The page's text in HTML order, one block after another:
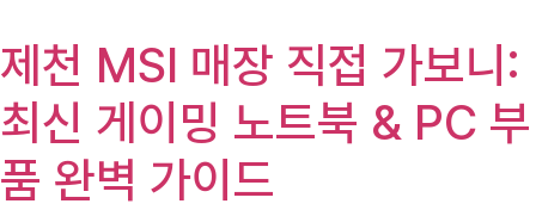
제천 MSI 매장 직접 가보니:
최신 게이밍 노트북 & PC 부
품 완벽 가이드